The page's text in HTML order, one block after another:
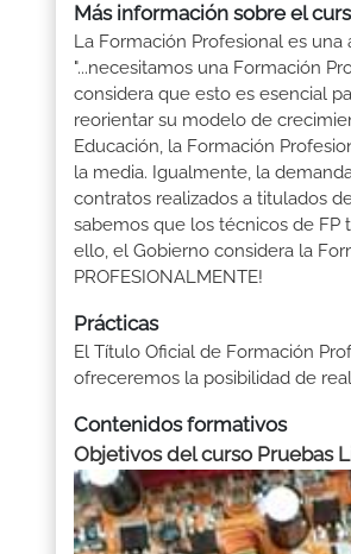
Más información sobre el
La Formación Profesional es
"...necesitamos una Formación
considera que esto es esencial
reorientar su modelo de
Educación, la Formación
la media. Igualmente, la
contratos realizados a titulados
sabemos que los técnicos de
ello, el Gobierno considera la
PROFESIONALMENTE!
Prácticas
El Título Oficial de Formación
ofreceremos la posibilidad de
Contenidos formativos
Objetivos del curso Pruebas